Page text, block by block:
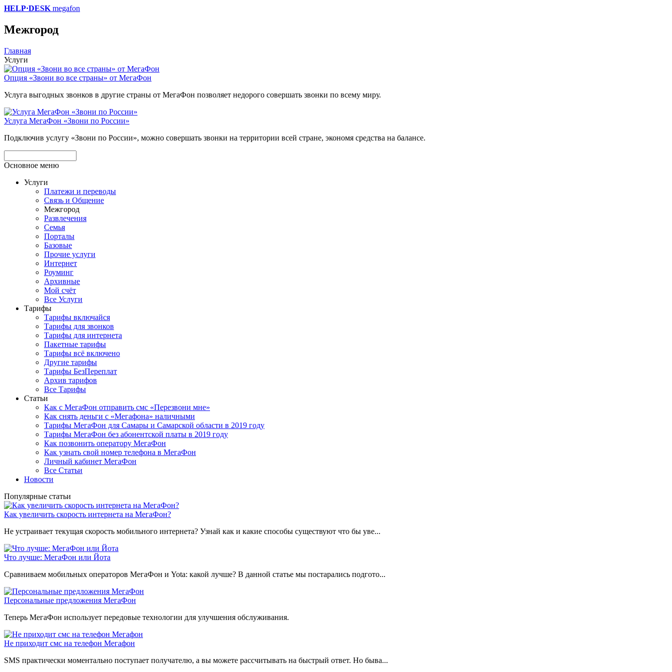
HELP·DESK megafon
Межгород
Главная
Услуги
Опция «Звони во все страны» от МегаФон
Услуга выгодных звонков в другие страны от МегаФон позволяет недорого совершать звонки по всему миру.
Услуга МегаФон «Звони по России»
Подключив услугу «Звони по России», можно совершать звонки на территории всей стране, экономя средства на балансе.
Основное меню
Услуги
Платежи и переводы
Связь и Общение
Межгород
Развлечения
Семья
Порталы
Базовые
Прочие услуги
Интернет
Роуминг
Архивные
Мой счёт
Все Услуги
Тарифы
Тарифы включайся
Тарифы для звонков
Тарифы для интернета
Пакетные тарифы
Тарифы всё включено
Другие тарифы
Тарифы БезПереплат
Архив тарифов
Все Тарифы
Статьи
Как с МегаФон отправить смс «Перезвони мне»
Как снять деньги с «Мегафона» наличными
Тарифы МегаФон для Самары и Самарской области в 2019 году
Тарифы МегаФон без абонентской платы в 2019 году
Как позвонить оператору МегаФон
Как узнать свой номер телефона в МегаФон
Личный кабинет МегаФон
Все Статьи
Новости
Популярные статьи
Как увеличить скорость интернета на МегаФон?
Не устраивает текущая скорость мобильного интернета? Узнай как и какие способы существуют что бы уве...
Что лучше: МегаФон или Йота
Сравниваем мобильных операторов МегаФон и Yota: какой лучше? В данной статье мы постарались подгото...
Персональные предложения МегаФон
Теперь МегаФон использует передовые технологии для улучшения обслуживания.
Не приходит смс на телефон Мегафон
SMS практически моментально поступает получателю, а вы можете рассчитывать на быстрый ответ. Но быва...